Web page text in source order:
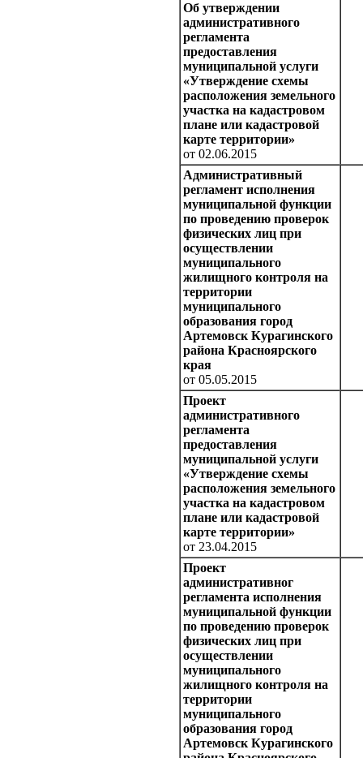
Об утверждении
административного
регламента
предоставления
муниципальной услуги
«Утверждение схемы
расположения земельного
участка на кадастровом
плане или кадастровой
карте территории»
от 02.06.2015
Административный
регламент исполнения
муниципальной функции
по проведению проверок
физических лиц при
осуществлении
муниципального
жилищного контроля на
территории
муниципального
образования город
Артемовск Курагинского
района Красноярского
края
от 05.05.2015
Проект
административного
регламента
предоставления
муниципальной услуги
«Утверждение схемы
расположения земельного
участка на кадастровом
плане или кадастровой
карте территории»
от 23.04.2015
Проект
административног
регламента исполнения
муниципальной функции
по проведению проверок
физических лиц при
осуществлении
муниципального
жилищного контроля на
территории
муниципального
образования город
Артемовск Курагинского